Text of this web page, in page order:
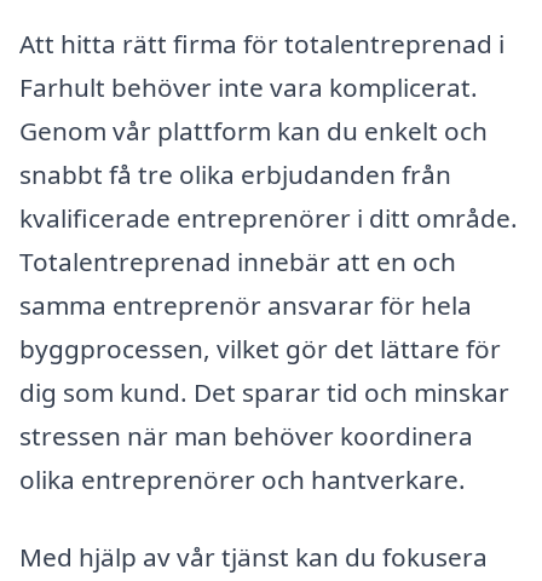
Att hitta rätt firma för totalentreprenad i
Farhult behöver inte vara komplicerat.
Genom vår plattform kan du enkelt och
snabbt få tre olika erbjudanden från
kvalificerade entreprenörer i ditt område.
Totalentreprenad innebär att en och
samma entreprenör ansvarar för hela
byggprocessen, vilket gör det lättare för
dig som kund. Det sparar tid och minskar
stressen när man behöver koordinera
olika entreprenörer och hantverkare.
Med hjälp av vår tjänst kan du fokusera